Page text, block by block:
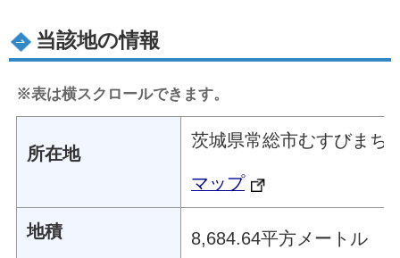
当該地の情報
※表は横スクロールできます。
所在地
茨城県常総市むすびまち
マップ
地積 8,684.64平方メートル